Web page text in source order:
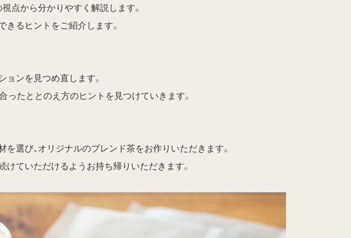
点から分かりやすく解説します。
きるヒントをご紹介します。
ンを見つめ直します。
ったととのえ方のヒントを見つけていきます。
選び、オリジナルのブレンド茶をお作りいただきます。
ていただけるようお持ち帰りいただきます。